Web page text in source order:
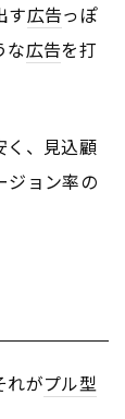
す広告っぽ
な広告を打
く、見込顧
ジョン率の
れがプル型